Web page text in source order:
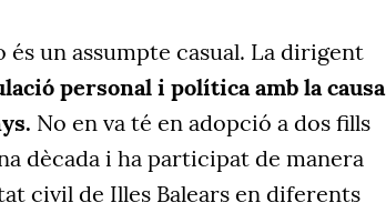
un assumpte casual. La dirigent
personal i política amb la causa
No en va té en adopció a dos fills
dècada i ha participat de manera
civil de Illes Balears en diferents